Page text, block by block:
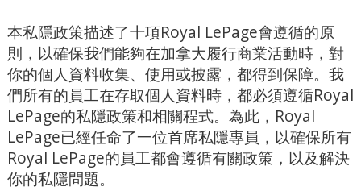
本私隱政策描述了十項Royal LePage會遵循的原
則，以確保我們能夠在加拿大履行商業活動時，對
你的個人資料收集、使用或披露，都得到保障。我
們所有的員工在存取個人資料時，都必須遵循Royal
LePage的私隱政策和相關程式。為此，Royal
LePage已經任命了一位首席私隱專員，以確保所有
Royal LePage的員工都會遵循有關政策，以及解決
你的私隱問題。